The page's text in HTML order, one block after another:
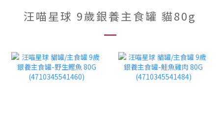
汪喵星球 9歲銀養主食罐 貓80g